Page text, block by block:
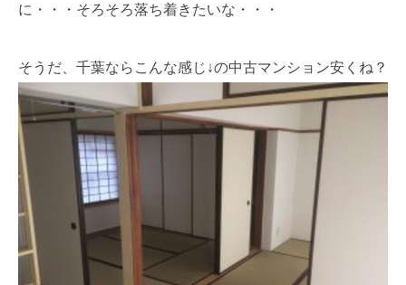
に・・・そろそろ落ち着きたいな・・・
そうだ、千葉ならこんな感じ↓の中古マンション安くね？